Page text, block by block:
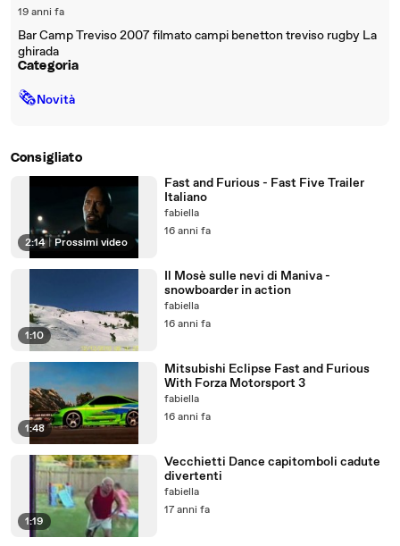
19 anni fa
Bar Camp Treviso 2007 filmato campi benetton treviso rugby La
ghirada
Categoria
🗞Novità
Consigliato
2:14 | Prossimi video
Fast and Furious - Fast Five Trailer
Italiano
fabiella
16 anni fa
1:10
Il Mosè sulle nevi di Maniva -
snowboarder in action
fabiella
16 anni fa
1:48
Mitsubishi Eclipse Fast and Furious
With Forza Motorsport 3
fabiella
16 anni fa
1:19
Vecchietti Dance capitomboli cadute
divertenti
fabiella
17 anni fa